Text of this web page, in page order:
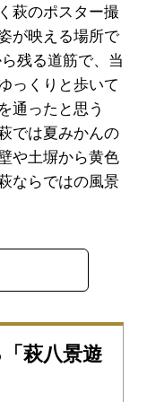
萩のポスター撮
が映える場所で
残る道筋で、当
っくりと歩いて
通ったと思う
では夏みかんの
や土塀から黄色
ならではの風景
萩八景遊